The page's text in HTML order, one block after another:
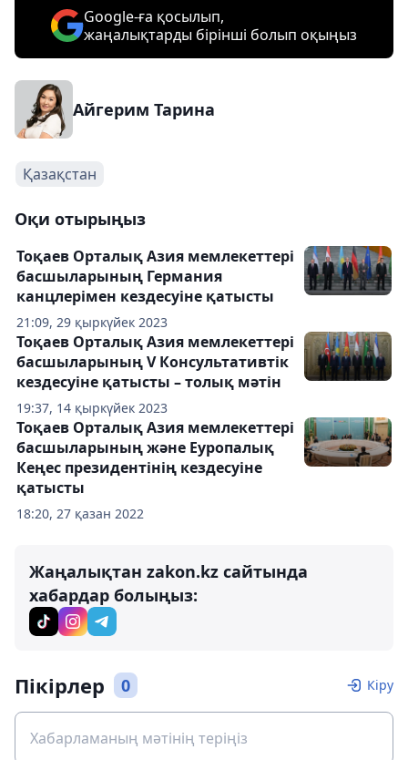
Google-ға қосылып,
жаңалықтарды бірінші болып оқыңыз
Айгерим Тарина
Қазақстан
Оқи отырыңыз
21:09, 29 қыркүйек 2023
Тоқаев Орталық Азия мемлекеттері
басшыларының Германия
канцлерімен кездесуіне қатысты
19:37, 14 қыркүйек 2023
Тоқаев Орталық Азия мемлекеттері
басшыларының V Консультативтік
кездесуіне қатысты – толық мәтін
18:20, 27 қазан 2022
Тоқаев Орталық Азия мемлекеттері
басшыларының және Еуропалық
Кеңес президентінің кездесуіне
қатысты
Жаңалықтан zakon.kz сайтында
хабардар болыңыз:
Пікірлер 0 Кіру